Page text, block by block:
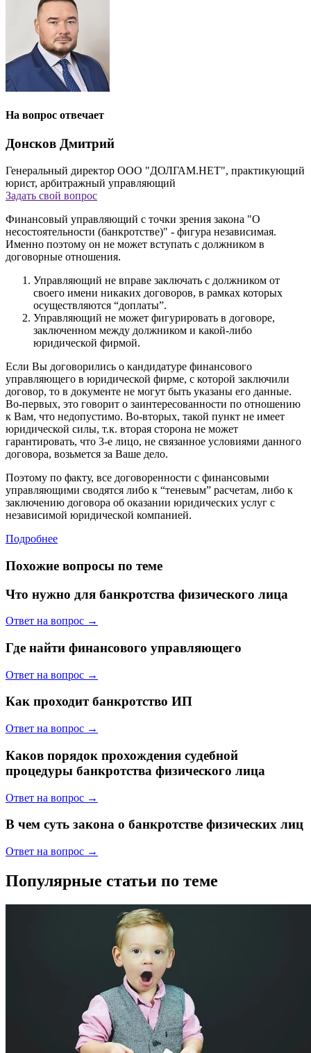
На вопрос отвечает
Донсков Дмитрий
Генеральный директор ООО "ДОЛГАМ.НЕТ", практикующий
юрист, арбитражный управляющий
Задать свой вопрос
Финансовый управляющий с точки зрения закона "О
несостоятельности (банкротстве)" - фигура независимая.
Именно поэтому он не может вступать с должником в
договорные отношения.
Управляющий не вправе заключать с должником от
своего имени никаких договоров, в рамках которых
осуществляются “доплаты”.
Управляющий не может фигурировать в договоре,
заключенном между должником и какой-либо
юридической фирмой.
Если Вы договорились о кандидатуре финансового
управляющего в юридической фирме, с которой заключили
договор, то в документе не могут быть указаны его данные.
Во-первых, это говорит о заинтересованности по отношению
к Вам, что недопустимо. Во-вторых, такой пункт не имеет
юридической силы, т.к. вторая сторона не может
гарантировать, что 3-е лицо, не связанное условиями данного
договора, возьмется за Ваше дело.
Поэтому по факту, все договоренности с финансовыми
управляющими сводятся либо к “теневым” расчетам, либо к
заключению договора об оказании юридических услуг с
независимой юридической компанией.
Подробнее
Похожие вопросы по теме
Что нужно для банкротства физического лица
Ответ на вопрос →
Где найти финансового управляющего
Ответ на вопрос →
Как проходит банкротство ИП
Ответ на вопрос →
Каков порядок прохождения судебной
процедуры банкротства физического лица
Ответ на вопрос →
В чем суть закона о банкротстве физических лиц
Ответ на вопрос →
Популярные статьи по теме